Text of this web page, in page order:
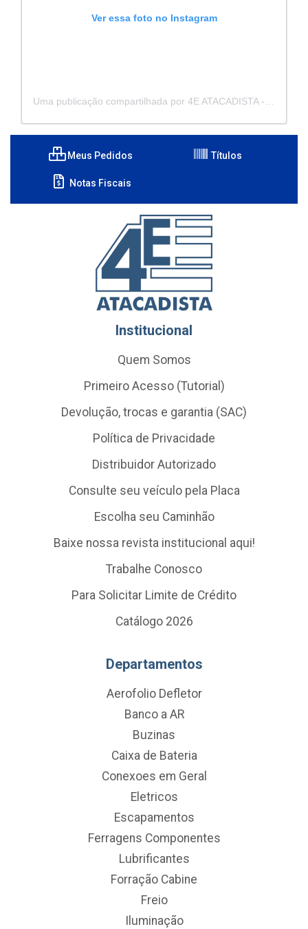
Ver essa foto no Instagram
Meus Pedidos Títulos
Notas Fiscais
Institucional
Quem Somos
Primeiro Acesso (Tutorial)
Devolução, trocas e garantia (SAC)
Política de Privacidade
Distribuidor Autorizado
Consulte seu veículo pela Placa
Escolha seu Caminhão
Baixe nossa revista institucional aqui!
Trabalhe Conosco
Para Solicitar Limite de Crédito
Catálogo 2026
Departamentos
Aerofolio Defletor
Banco a AR
Buzinas
Caixa de Bateria
Conexoes em Geral
Eletricos
Escapamentos
Ferragens Componentes
Lubrificantes
Forração Cabine
Freio
Iluminação